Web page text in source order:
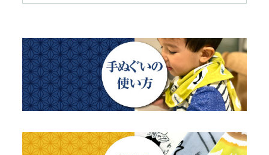
四季
動物・その他
江戸小紋・総柄・無地
藍染め・絞り染め
ステーショナリー
のれん
母の日ギフト
父の日ギフト
結婚祝い
出産祝い
秋のギフト